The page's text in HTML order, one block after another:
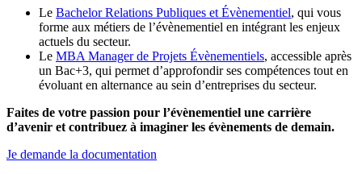
Le Bachelor Relations Publiques et Évènementiel, qui vous
forme aux métiers de l’évènementiel en intégrant les enjeux
actuels du secteur.
Le MBA Manager de Projets Évènementiels, accessible après
un Bac+3, qui permet d’approfondir ses compétences tout en
évoluant en alternance au sein d’entreprises du secteur.
Faites de votre passion pour l’évènementiel une carrière
d’avenir et contribuez à imaginer les évènements de demain.
Je demande la documentation